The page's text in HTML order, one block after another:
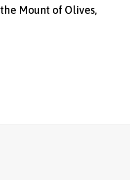
Mount of Olives,